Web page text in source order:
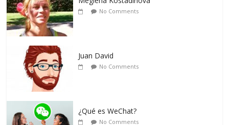
No Comments
Juan David
No Comments
¿Qué es WeChat?
No Comments